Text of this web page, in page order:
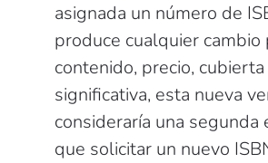
asignada un número de
produce cualquier
contenido, precio,
significativa, esta nueva
consideraría una segunda
que solicitar un nuevo